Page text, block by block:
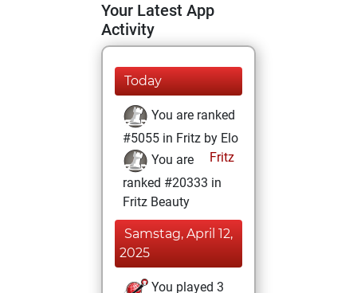
Your Latest App
Activity
Today
You are ranked
#5055 in Fritz by Elo
Fritz
You are
ranked #20333 in
Fritz Beauty
Samstag, April 12,
2025
You played 3